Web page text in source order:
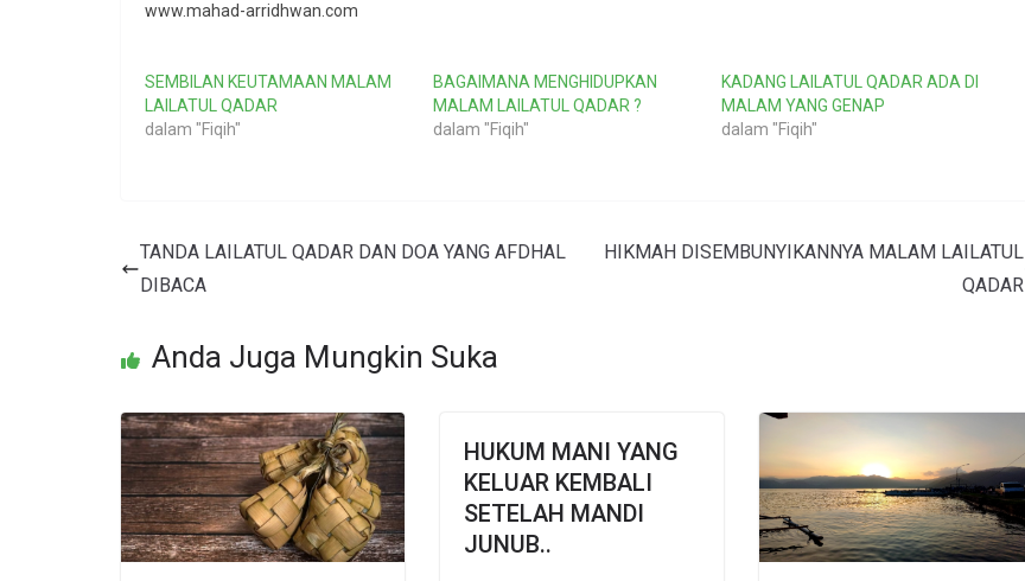
www.mahad-arridhwan.com
SEMBILAN KEUTAMAAN MALAM
LAILATUL QADAR
dalam "Fiqih"
BAGAIMANA MENGHIDUPKAN
MALAM LAILATUL QADAR ?
dalam "Fiqih"
KADANG LAILATUL QADAR ADA DI
MALAM YANG GENAP
dalam "Fiqih"
TANDA LAILATUL QADAR DAN DOA YANG AFDHAL
DIBACA
HIKMAH DISEMBUNYIKANNYA MALAM LAILATUL
QADAR
Anda Juga Mungkin Suka
HUKUM MANI YANG
KELUAR KEMBALI
SETELAH MANDI
JUNUB..